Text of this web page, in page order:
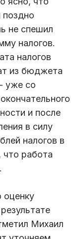
поздно
не спешил
налогов.
налогов
из бюджета
уже со
и после
в силу
налогов в
работа
оценку
Михаил